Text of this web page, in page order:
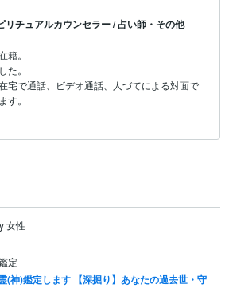
リチュアルカウンセラー / 占い師・その他
。
。
宅で通話、ビデオ通話、人づてによる対面で
。
女性
定
(神)鑑定します 【深掘り】あなたの過去世・守